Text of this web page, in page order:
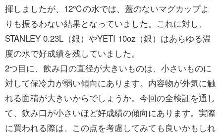
揮しましたが、12℃の水では、蓋のないマグカップよ
りも振るわない結果となっていました。これに対し、
STANLEY 0.23L（銀）やYETI 10oz（銀）はあらゆる温
度の水で好成績を残していました。
2つ目に、飲み口の直径が大きいものは、小さいものに
対して保冷力が弱い傾向にあります。内容物が外気に触
れる面積が大きいからでしょうか。今回の全検証を通し
て、飲み口が小さいほど好成績の傾向にあります。実際
に買われる際は、この点を考慮してみても良いかもしれ